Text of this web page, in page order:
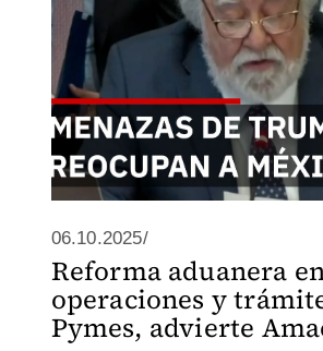
06.10.2025/
Reforma aduanera
operaciones y
Pymes, advierte